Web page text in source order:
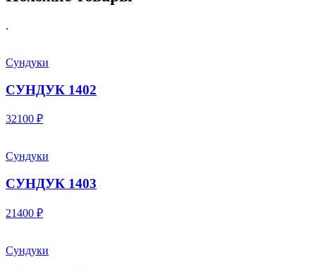
.
Сундуки
СУНДУК 1402
32100 ₽
Сундуки
СУНДУК 1403
21400 ₽
Сундуки